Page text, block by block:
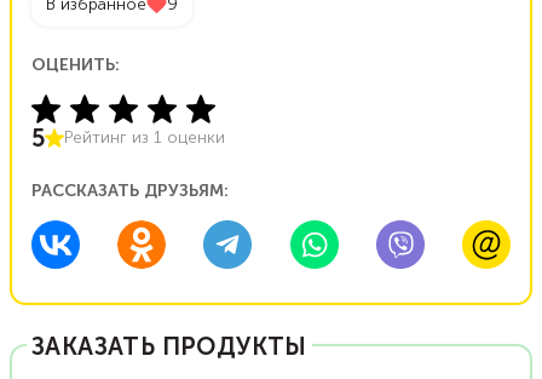
В избранное 9
ОЦЕНИТЬ:
5 Рейтинг из 1 оценки
РАССКАЗАТЬ ДРУЗЬЯМ:
ЗАКАЗАТЬ ПРОДУКТЫ